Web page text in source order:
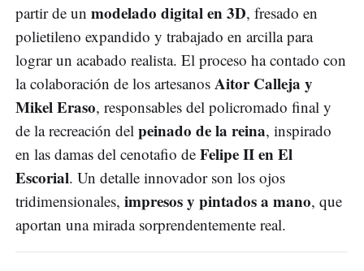
partir de un modelado digital en 3D, fresado en
polietileno expandido y trabajado en arcilla para
lograr un acabado realista. El proceso ha contado con
la colaboración de los artesanos Aitor Calleja y
Mikel Eraso, responsables del policromado final y
de la recreación del peinado de la reina, inspirado
en las damas del cenotafio de Felipe II en El
Escorial. Un detalle innovador son los ojos
tridimensionales, impresos y pintados a mano, que
aportan una mirada sorprendentemente real.